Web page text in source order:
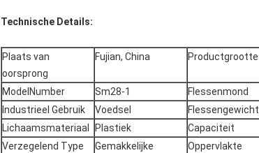
Technische Details:
Plaats van
oorsprong
Fujian, China Productgrootte
ModelNumber Sm28-1 Flessenmond
Industrieel Gebruik
Voedsel Flessengewicht
Lichaamsmateriaal
Plastiek Capaciteit
Verzegelend Type
Gemakkelijke
Oppervlakte